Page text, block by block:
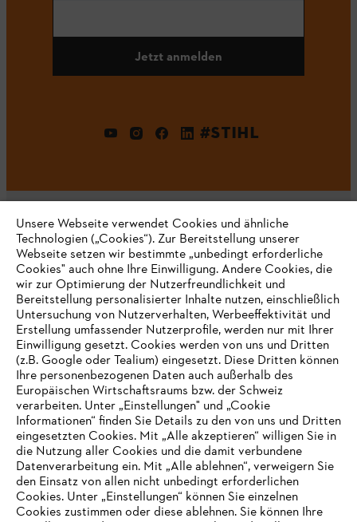
Jetzt anmelden
#STIHL
Unternehmen
Häufig gestellte Fragen
Support
Datenschutz Impressum Cookies
IHR BROWSER WIRD NICHT
UNTERSTÜTZT
Unsere Webseite verwendet Cookies und ähnliche
Technologien („Cookies“). Zur Bereitstellung unserer
Webseite setzen wir bestimmte „unbedingt erforderliche
Cookies" auch ohne Ihre Einwilligung. Andere Cookies, die
wir zur Optimierung der Nutzerfreundlichkeit und
Bereitstellung personalisierter Inhalte nutzen, einschließlich
Untersuchung von Nutzerverhalten, Werbeeffektivität und
Erstellung umfassender Nutzerprofile, werden nur mit Ihrer
Einwilligung gesetzt. Cookies werden von uns und Dritten
(z.B. Google oder Tealium) eingesetzt. Diese Dritten können
Ihre personenbezogenen Daten auch außerhalb des
Europäischen Wirtschaftsraums bzw. der Schweiz
verarbeiten. Unter „Einstellungen" und „Cookie
Informationen“ finden Sie Details zu den von uns und Dritten
eingesetzten Cookies. Mit „Alle akzeptieren“ willigen Sie in
die Nutzung aller Cookies und die damit verbundene
Datenverarbeitung ein. Mit „Alle ablehnen“, verweigern Sie
den Einsatz von allen nicht unbedingt erforderlichen
Cookies. Unter „Einstellungen“ können Sie einzelnen
Cookies zustimmen oder diese ablehnen. Sie können Ihre